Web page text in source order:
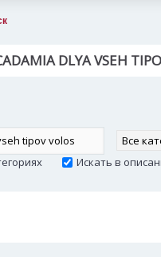
DLYA VSEH
Искать в